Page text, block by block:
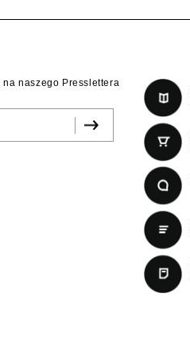
naszego Presslettera